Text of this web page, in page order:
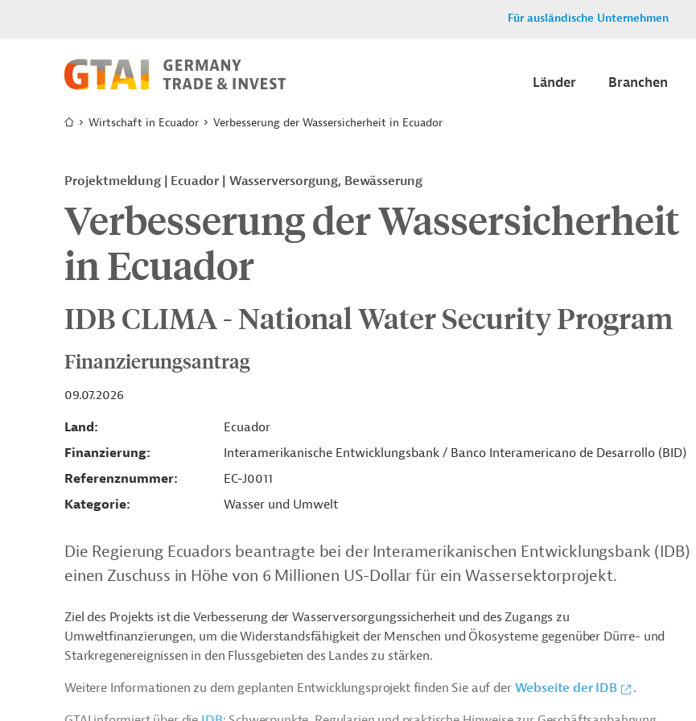
Für ausländische Unternehmen
Länder Branchen
Wirtschaft in Ecuador Verbesserung der Wassersicherheit in Ecuador
Projektmeldung Ecuador Wasserversorgung, Bewässerung
Verbesserung der Wassersicherheit
in Ecuador
IDB CLIMA - National Water Security Program
Finanzierungsantrag
09.07.2026
Land
Ecuador
Finanzierung
Interamerikanische Entwicklungsbank / Banco Interamericano de Desarrollo (BID)
Referenznummer
EC-J0011
Kategorie
Wasser und Umwelt
Die Regierung Ecuadors beantragte bei der Interamerikanischen Entwicklungsbank (IDB)
einen Zuschuss in Höhe von 6 Millionen US-Dollar für ein Wassersektorprojekt.
Ziel des Projekts ist die Verbesserung der Wasserversorgungssicherheit und des Zugangs zu
Umweltfinanzierungen, um die Widerstandsfähigkeit der Menschen und Ökosysteme gegenüber Dürre- und
Starkregenereignissen in den Flussgebieten des Landes zu stärken.
Weitere Informationen zu dem geplanten Entwicklungsprojekt finden Sie auf der Webseite der IDB
.